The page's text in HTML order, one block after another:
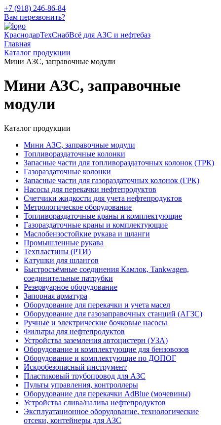
+7 (918) 246-86-84
Вам перезвонить?
КраснодарТехСнабВсё для АЗС и нефтебаз
Главная
Каталог продукции
Мини АЗС, заправочные модули
Мини АЗС, заправочные
модули
Каталог продукции
Мини АЗС, заправочные модули
Топливораздаточные колонки
Запасные части для топливораздаточных колонок (ТРК)
Газораздаточные колонки
Запасные части для газораздаточных колонок (ГРК)
Насосы для перекачки нефтепродуктов
Счетчики жидкости для учета нефтепродуктов
Метрологическое оборудование
Топливораздаточные краны и комплектующие
Газораздаточные краны и комплектующие
Маслобензостойкие рукава и шланги
Промышленные рукава
Техпластины (РТИ)
Катушки для шлангов
Быстросъёмные соединения Камлок, Tankwagen,
соединительные патрубки
Резервуарное оборудование
Запорная арматура
Оборудование для перекачки и учета масел
Оборудование для газозаправочных станций (АГЗС)
Ручные и электрические бочковые насосы
Фильтры для нефтепродуктов
Устройства заземления автоцистерн (УЗА)
Оборудование и комплектующие для бензовозов
Оборудование и комплектующие по ДОПОГ
Искробезопасный инструмент
Пластиковый трубопровод для АЗС
Пульты управления, контроллеры
Оборудование для перекачки AdBlue (мочевины)
Устройства слива/налива нефтепродуктов
Эксплуатационное оборудование, технологические
отсеки, контейнеры для АЗС